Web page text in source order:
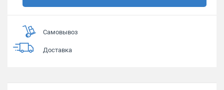
Самовывоз
Доставка